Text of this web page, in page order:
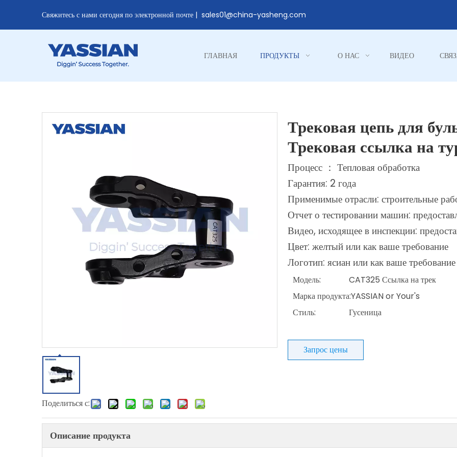
Свяжитесь с нами сегодня по электронной почте | sales01@china-yasheng.com
ГЛАВНАЯ ПРОДУКТЫ О НАС ВИДЕО
Поделиться с:
Трековая цепь для
Трековая ссылка на
Процесс ： Тепловая обработка
Гарантия: 2 года
Применимые отрасли: строительные
Отчет о тестировании машин:
Видео, исходящее в инспекции:
Цвет: желтый или как ваше требование
Логотип: ясиан или как ваше требование
Модель:
CAT325 Ссылка на трек
Марка продукта:YASSIAN or Your's
Стиль:
Гусеница
Запрос цены
Описание продукта